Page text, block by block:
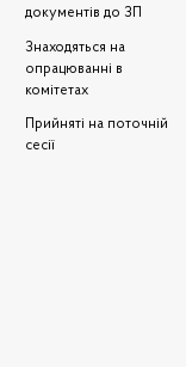
документів до ЗП
Знаходяться на
опрацюванні в
комітетах
Прийняті на поточній
сесії